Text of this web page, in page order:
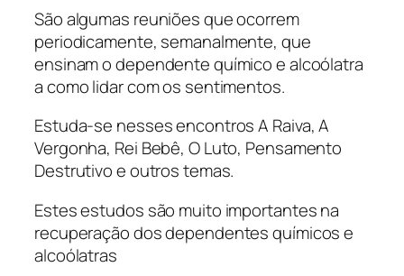
São algumas reuniões que ocorrem
periodicamente, semanalmente, que
ensinam o dependente químico e alcoólatra
a como lidar com os sentimentos.
Estuda-se nesses encontros A Raiva, A
Vergonha, Rei Bebê, O Luto, Pensamento
Destrutivo e outros temas.
Estes estudos são muito importantes na
recuperação dos dependentes químicos e
alcoólatras